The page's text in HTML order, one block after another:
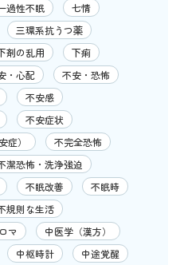
過性不眠
七情
三環系抗うつ薬
剤の乱用
下痢
・心配
不安・恐怖
不安感
不安症状
症）
不完全恐怖
潔恐怖・洗浄強迫
不眠改善
不眠時
規則な生活
マ
中医学（漢方）
中枢時計
中途覚醒